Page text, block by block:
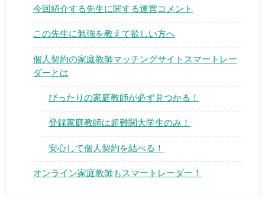
▶
今回紹介する先生に関する運営コメント
この先生に勉強を教えて欲しい方へ
個人契約の家庭教師マッチングサイトスマートレー
ダーとは
ぴったりの家庭教師が必ず見つかる！
登録家庭教師は超難関大学生のみ！
安心して個人契約を結べる！
オンライン家庭教師もスマートレーダー！